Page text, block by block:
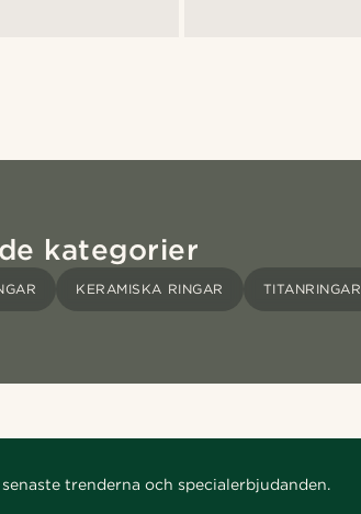
kategorier
KERAMISKA RINGAR TITANRINGAR
trenderna och specialerbjudanden.